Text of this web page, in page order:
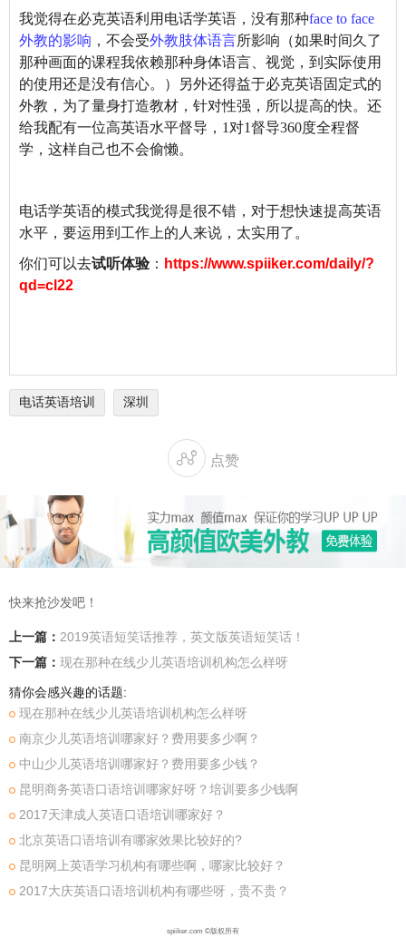
我觉得在必克英语利用电话学英语，没有那种face to face
外教的影响 ，不会受外教肢体语言所影响（如果时间久了
那种画面的课程我依赖那种身体语言、视觉，到实际使用
的使用还是没有信心。
）另外还得益于必克英语固定式的
外教，为了量身打造教材，针对性强，所以提高的快。 还
给我配有一位高英语水平督导， 1对1督导360度全程督
学， 这样自己也不会偷懒。
电话学英语的模式我觉得是很不错，对于想快速提高英语
水平，要运用到工作上的人来说，太实用了。
你们可以去试听体验： https://www.spiiker.com/daily/?
qd=cl22
电话英语培训 深圳
 点赞
快来抢沙发吧！
上一篇： 2019英语短笑话推荐，英文版英语短笑话！
下一篇： 现在那种在线少儿英语培训机构怎么样呀
猜你会感兴趣的话题:
现在那种在线少儿英语培训机构怎么样呀
南京少儿英语培训哪家好？费用要多少啊？
中山少儿英语培训哪家好？费用要多少钱？
昆明商务英语口语培训哪家好呀？培训要多少钱啊
2017天津成人英语口语培训哪家好？
北京英语口语培训有哪家效果比较好的?
昆明网上英语学习机构有哪些啊，哪家比较好？
2017大庆英语口语培训机构有哪些呀，贵不贵？
spiiker.com ©版权所有